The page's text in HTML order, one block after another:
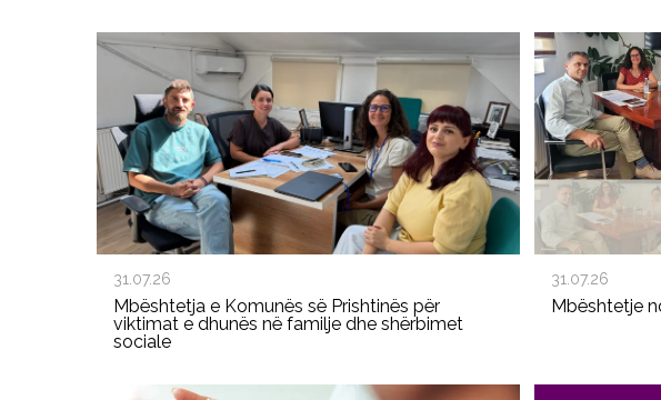
31.07.26
Mbështetja e Komunës së Prishtinës për
viktimat e dhunës në familje dhe shërbimet
sociale
31.07.26
Mbështetje